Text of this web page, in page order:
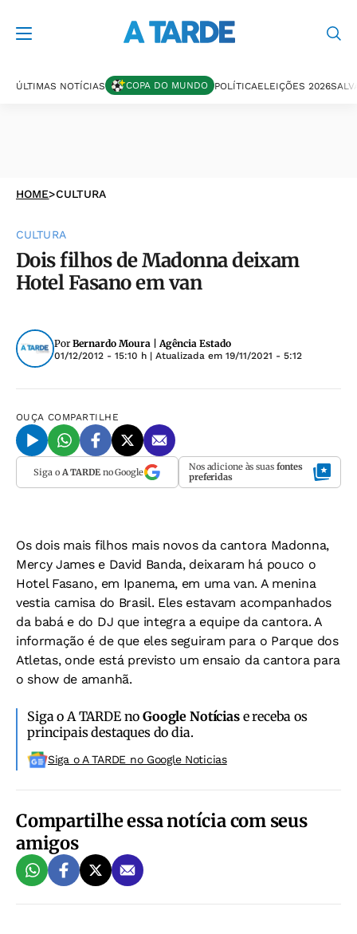
ÚLTIMAS NOTÍCIAS COPA DO MUNDO POLÍTICAELEIÇÕES 2026
HOME>CULTURA
CULTURA
Dois filhos de Madonna deixam
Hotel Fasano em van
Por Bernardo Moura | Agência Estado
01/12/2012 - 15:10 h | Atualizada em 19/11/2021 - 5:12
OUÇA COMPARTILHE
Siga o A TARDEno Google Nos adicione às suas fontes
preferidas
Os dois mais filhos mais novos da cantora Madonna,
Mercy James e David Banda, deixaram há pouco o
Hotel Fasano, em Ipanema, em uma van. A menina
vestia camisa do Brasil. Eles estavam acompanhados
da babá e do DJ que integra a equipe da cantora. A
informação é de que eles seguiram para o Parque dos
Atletas, onde está previsto um ensaio da cantora para
o show de amanhã.
Siga o A TARDE noGoogle Notíciase receba os
principais destaques do dia.
Siga o A TARDE no Google Noticias
Compartilhe essa notícia com seus
amigos